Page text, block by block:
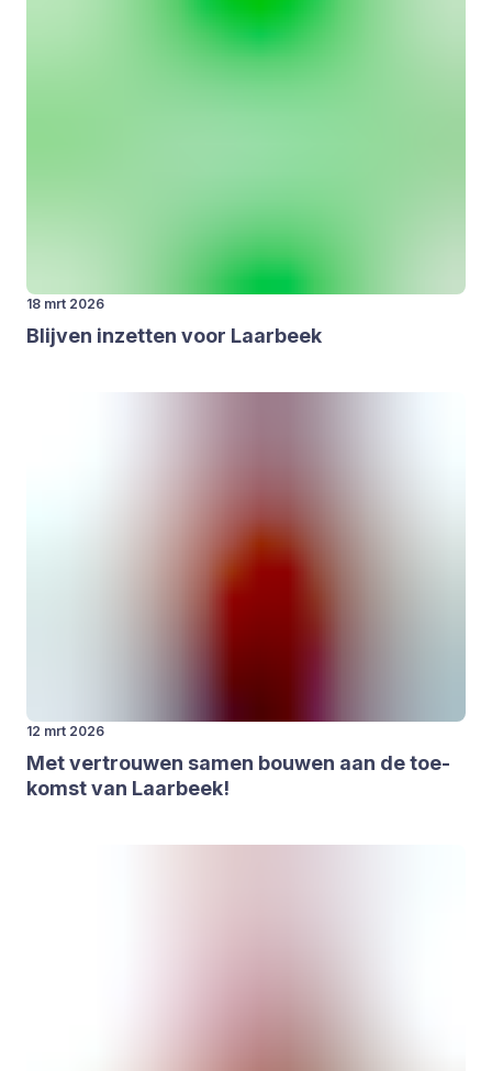
18 mrt 2026
Blij­ven inzet­ten voor Laar­beek
12 mrt 2026
Met ver­trou­wen samen bou­wen aan de toe­
komst van Laar­beek!